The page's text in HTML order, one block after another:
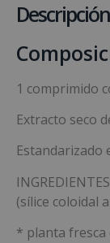
Descripción
1 comprimido
Extracto seco
Estandarizado
(sílice coloidal
* planta fresca